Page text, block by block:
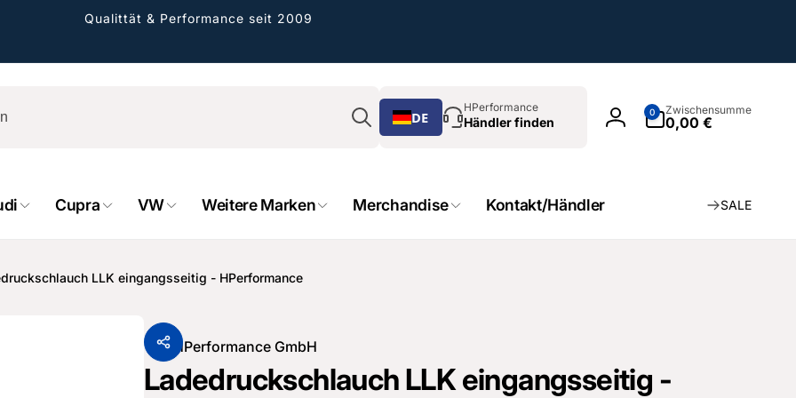
Qualittät & Performance seit 2009
Suchen
DE
HPerformance
Händler finden Einloggen
0
Artikel
Zwischensumme
0,00 €
Cupra VW Weitere Marken Merchandise Kontakt/Händler SALE
LLK eingangsseitig - HPerformance
VonHPerformance GmbH
Ladedruckschlauch LLK eingangsseitig -
Straße 8